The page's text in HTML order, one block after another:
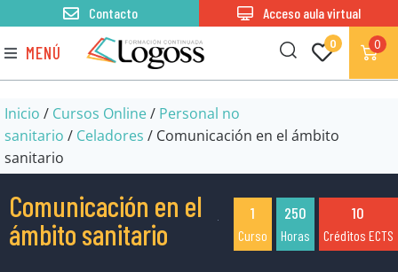
MENÚ 0 0
Contacto Acceso aula virtual
Inicio / Cursos Online/ Personal no
sanitario / Celadores / Comunicación en el ámbito
sanitario
Comunicación en el
ámbito sanitario
1
Curso
250
Horas
10
Créditos ECTS